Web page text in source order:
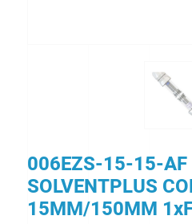
006EZS-15-15-AF
SOLVENTPLUS
15MM/150MM